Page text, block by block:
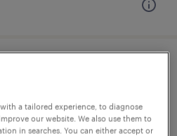
a tailored experience, to diagnose
our website. We also use them to
in searches. You can either accept or